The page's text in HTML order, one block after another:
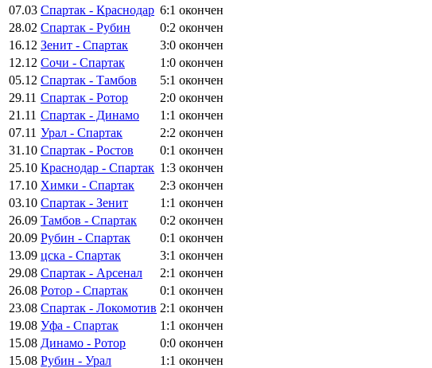
07.03 Спартак - Краснодар 6:1 окончен
28.02 Спартак - Рубин 0:2 окончен
16.12 Зенит - Спартак 3:0 окончен
12.12 Сочи - Спартак 1:0 окончен
05.12 Спартак - Тамбов 5:1 окончен
29.11 Спартак - Ротор 2:0 окончен
21.11 Спартак - Динамо 1:1 окончен
07.11 Урал - Спартак 2:2 окончен
31.10 Спартак - Ростов 0:1 окончен
25.10 Краснодар - Спартак 1:3 окончен
17.10 Химки - Спартак 2:3 окончен
03.10 Спартак - Зенит 1:1 окончен
26.09 Тамбов - Спартак 0:2 окончен
20.09 Рубин - Спартак 0:1 окончен
13.09 цска - Спартак 3:1 окончен
29.08 Спартак - Арсенал 2:1 окончен
26.08 Ротор - Спартак 0:1 окончен
23.08 Спартак - Локомотив 2:1 окончен
19.08 Уфа - Спартак 1:1 окончен
15.08 Динамо - Ротор 0:0 окончен
15.08 Рубин - Урал 1:1 окончен